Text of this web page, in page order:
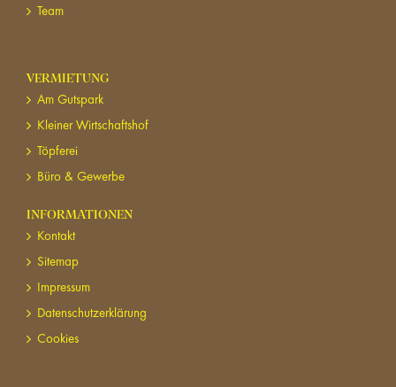
Team
VERMIETUNG
Am Gutspark
Kleiner Wirtschaftshof
Töpferei
Büro & Gewerbe
INFORMATIONEN
Kontakt
Sitemap
Impressum
Datenschutzerklärung
Cookies